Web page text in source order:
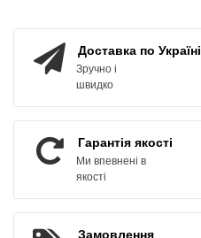
Доставка по Україні
Зручно і
швидко
Гарантія якості
Ми впевнені в
якості
Замовлення